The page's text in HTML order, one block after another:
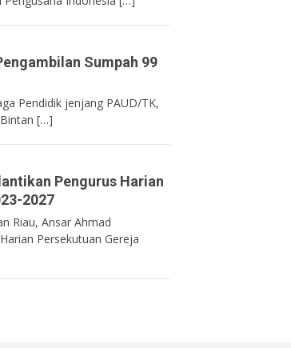
Sumpah 99
Pendidik jenjang PAUD/TK,
[…]
Pengurus Harian
2027
Riau, Ansar Ahmad
Persekutuan Gereja